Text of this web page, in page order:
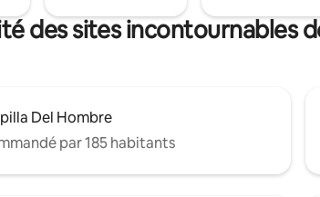
des sites incontournables
Del Hombre
par 185 habitants